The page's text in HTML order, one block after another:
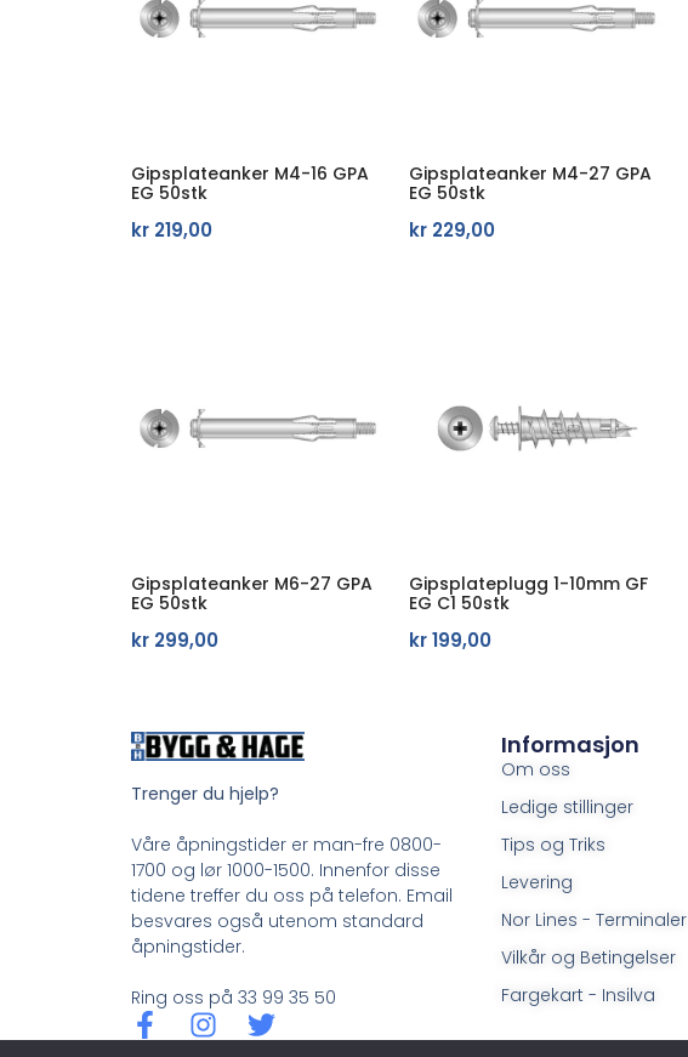
Gipsplateanker M4-16 GPA
EG 50stk
kr219,00
Gipsplateanker M4-27 GPA
EG 50stk
kr 229,00
Gipsplateanker M6-27 GPA
EG 50stk
kr299,00
Gipsplateplugg 1-10mm GF
EG C1 50stk
kr199,00
Trenger du hjelp?
Våre åpningstider er man-fre 0800-
1700 og lør 1000-1500. Innenfor disse
tidene treffer du oss på telefon. Email
besvares også utenom standard
åpningstider.
Ring oss på 33 99 35 50
Informasjon
Om oss
Ledige stillinger
Tips og Triks
Levering
Nor Lines - Terminaler
Vilkår og Betingelser
Fargekart - Insilva